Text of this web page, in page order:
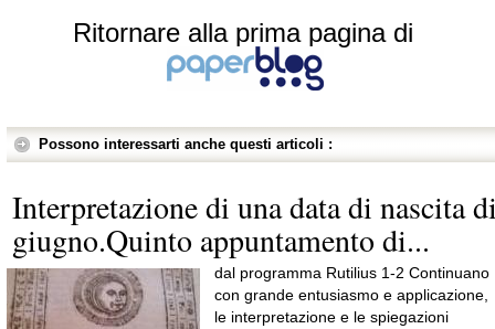
Ritornare alla prima pagina di
Possono interessarti anche questi articoli :
Interpretazione di una data di nascita
giugno.Quinto appuntamento di...
dal programma Rutilius 1-2 Continuano
con grande entusiasmo e applicazione,
le interpretazione e le spiegazioni